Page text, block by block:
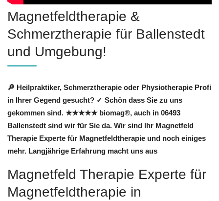
Magnetfeldtherapie &
Schmerztherapie für Ballenstedt
und Umgebung!
🔎 Heilpraktiker, Schmerztherapie oder Physiotherapie Profi
in Ihrer Gegend gesucht? ✓ Schön dass Sie zu uns
gekommen sind. ★★★★★ biomag®, auch in 06493
Ballenstedt sind wir für Sie da. Wir sind Ihr Magnetfeld
Therapie Experte für Magnetfeldtherapie und noch einiges
mehr. Langjährige Erfahrung macht uns aus
Magnetfeld Therapie Experte für
Magnetfeldtherapie in